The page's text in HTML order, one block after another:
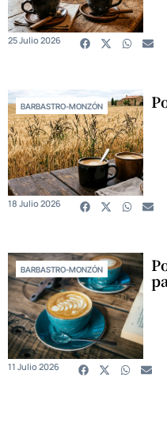
25 Julio 2026
BARBASTRO-MONZÓN
18 Julio 2026
BARBASTRO-MONZÓN
11 Julio 2026